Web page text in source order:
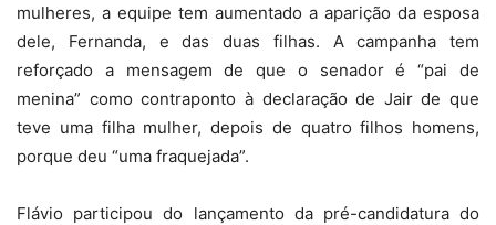
mulheres, a equipe tem aumentado a aparição da esposa
dele, Fernanda, e das duas filhas. A campanha tem
reforçado a mensagem de que o senador é “pai de
menina” como contraponto à declaração de Jair de que
teve uma filha mulher, depois de quatro filhos homens,
porque deu “uma fraquejada”.
Flávio participou do lançamento da pré-candidatura do